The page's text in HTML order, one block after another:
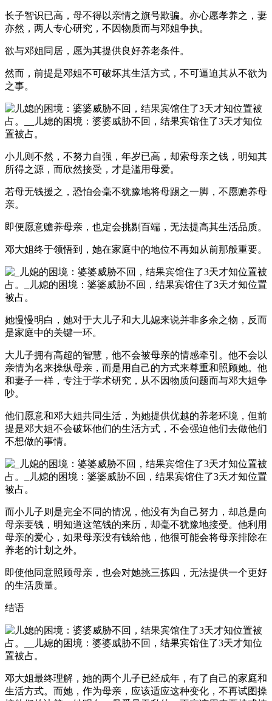
长子智识已高，母不得以亲情之旗号欺骗。亦心愿孝养之，妻
亦然，两人专心研究，不因物质而与邓姐争执。
欲与邓姐同居，愿为其提供良好养老条件。
然而，前提是邓姐不可破坏其生活方式，不可逼迫其从不欲为
之事。
小儿则不然，不努力自强，年岁已高，却索母亲之钱，明知其
所得之源，而欣然接受，才是滥用母爱。
若母无钱援之，恐怕会毫不犹豫地将母踢之一脚，不愿赡养母
亲。
即便愿意赡养母亲，也定会挑剔百端，无法提高其生活品质。
邓大姐终于领悟到，她在家庭中的地位不再如从前那般重要。
她慢慢明白，她对于大儿子和大儿媳来说并非多余之物，反而
是家庭中的关键一环。
大儿子拥有高超的智慧，他不会被母亲的情感牵引。他不会以
亲情为名来操纵母亲，而是用自己的方式来尊重和照顾她。他
和妻子一样，专注于学术研究，从不因物质问题而与邓大姐争
吵。
他们愿意和邓大姐共同生活，为她提供优越的养老环境，但前
提是邓大姐不会破坏他们的生活方式，不会强迫他们去做他们
不想做的事情。
而小儿子则是完全不同的情况，他没有为自己努力，却总是向
母亲要钱，明知道这笔钱的来历，却毫不犹豫地接受。他利用
母亲的爱心，如果母亲没有钱给他，他很可能会将母亲排除在
养老的计划之外。
即使他同意照顾母亲，也会对她挑三拣四，无法提供一个更好
的生活质量。
结语
邓大姐最终理解，她的两个儿子已经成年，有了自己的家庭和
生活方式。而她，作为母亲，应该适应这种变化，不再试图操